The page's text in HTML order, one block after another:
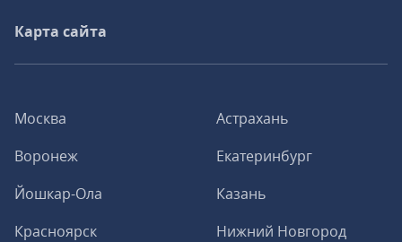
Москва
Астрахань
Воронеж
Екатеринбург
Йошкар-Ола
Казань
Красноярск
Нижний Новгород
Карта сайта